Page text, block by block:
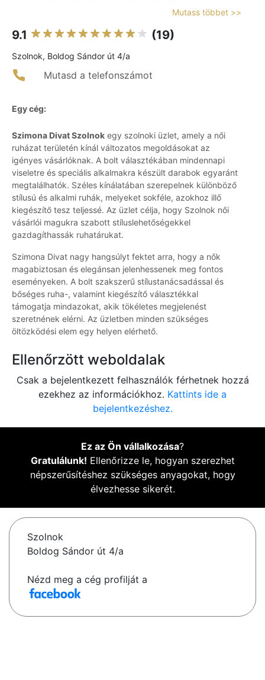
Mutass többet >>
9.1 (19)
Szolnok, Boldog Sándor út 4/a
Mutasd a telefonszámot
Egy cég:
Szimona Divat Szolnok egy szolnoki üzlet, amely a női
ruházat területén kínál változatos megoldásokat az
igényes vásárlóknak. A bolt választékában mindennapi
viseletre és speciális alkalmakra készült darabok egyaránt
megtalálhatók. Széles kínálatában szerepelnek különböző
stílusú és alkalmi ruhák, melyeket sokféle, azokhoz illő
kiegészítő tesz teljessé. Az üzlet célja, hogy Szolnok női
vásárlói magukra szabott stíluslehetőségekkel
gazdagíthassák ruhatárukat.
Szimona Divat nagy hangsúlyt fektet arra, hogy a nők
magabiztosan és elegánsan jelenhessenek meg fontos
eseményeken. A bolt szakszerű stílustanácsadással és
bőséges ruha-, valamint kiegészítő választékkal
támogatja mindazokat, akik tökéletes megjelenést
szeretnének elérni. Az üzletben minden szükséges
öltözködési elem egy helyen elérhető.
Ellenőrzött weboldalak
Csak a bejelentkezett felhasználók férhetnek hozzá
ezekhez az információkhoz. Kattints ide a
bejelentkezéshez.
Ez az Ön vállalkozása?
Gratulálunk! Ellenőrizze le, hogyan szerezhet
népszerűsítéshez szükséges anyagokat, hogy
élvezhesse sikerét.
Szolnok
Boldog Sándor út 4/a
Nézd meg a cég profilját a